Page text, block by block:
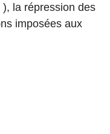
la répression des
imposées aux